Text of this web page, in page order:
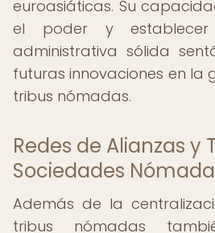
euroasiáticas. Su
el poder y establecer
administrativa sólida
futuras innovaciones en la
tribus nómadas.
Redes de Alianzas y
Sociedades
Además de la
tribus nómadas